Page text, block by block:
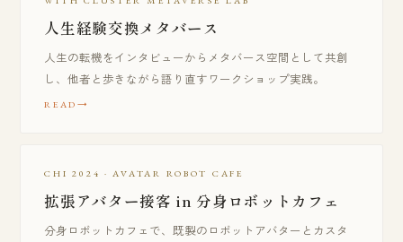
人生経験交換メタバース
人生の転機をインタビューからメタバース空間として共創
し、他者と歩きながら語り直すワークショップ実践。
READ
CHI 2024 · AVATAR ROBOT CAFE
拡張アバター接客 in 分身ロボットカフェ
分身ロボットカフェで、既製のロボットアバターとカスタ